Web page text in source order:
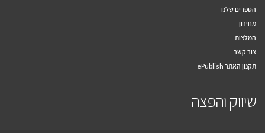
הספרים שלנו
מחירון
המלצות
צור קשר
תקנון האתר ePublish
שיווק והפצה